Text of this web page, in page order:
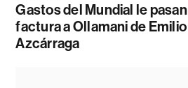
Gastos del Mundial le pasan
factura a Ollamani de Emilio
Azcárraga